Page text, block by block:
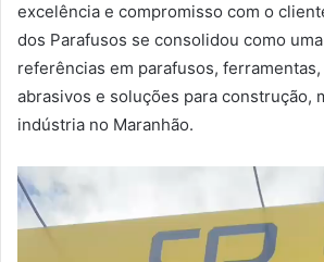
excelência e compromisso com o
dos Parafusos se consolidou como
referências em parafusos,
abrasivos e soluções para construção,
indústria no Maranhão.